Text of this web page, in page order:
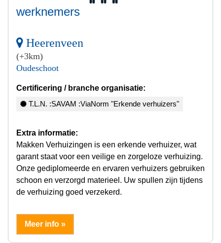
werknemers
Heerenveen
(+3km)
Oudeschoot
Certificering / branche organisatie:
T.L.N. :SAVAM :ViaNorm "Erkende verhuizers"
Extra informatie:
Makken Verhuizingen is een erkende verhuizer, wat
garant staat voor een veilige en zorgeloze verhuizing.
Onze gediplomeerde en ervaren verhuizers gebruiken
schoon en verzorgd materieel. Uw spullen zijn tijdens
de verhuizing goed verzekerd.
Meer info »